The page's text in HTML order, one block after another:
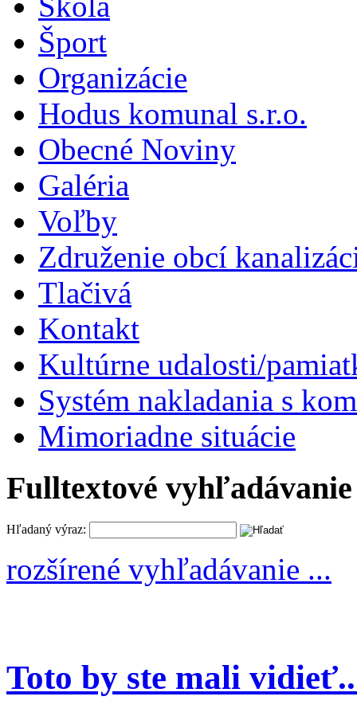
Šport
Organizácie
Hodus komunal s.r.o.
Obecné Noviny
Galéria
Voľby
Združenie obcí
Tlačivá
Kontakt
Kultúrne udalosti/
Systém nakladania s
Mimoriadne situácie
Fulltextové vyhľadávanie
Hľadaný výraz:
rozšírené vyhľadávanie ...
Toto by ste mali